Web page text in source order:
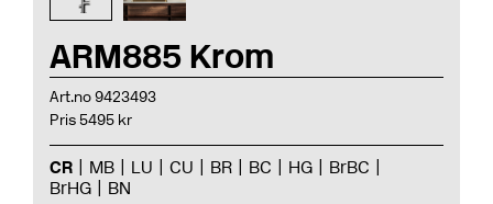
ARM885 Krom
Art.no 9423493
Pris 5495 kr
CR MB LU CU BR BC HG
BrBC
BrHG
BN